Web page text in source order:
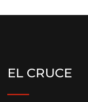
EL CRUCE